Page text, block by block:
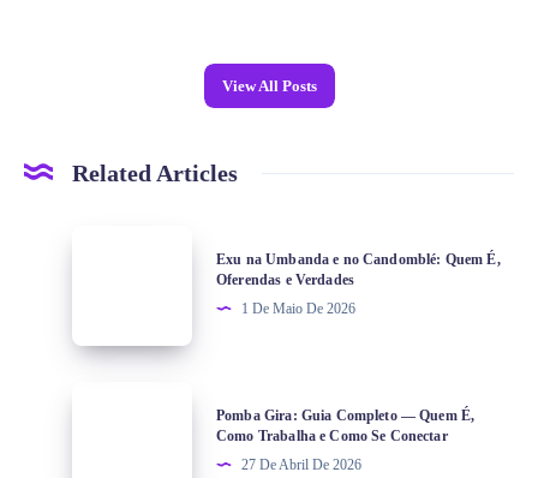
View All Posts
Related Articles
Exu na Umbanda e no Candomblé: Quem É,
Oferendas e Verdades
1 De Maio De 2026
Pomba Gira: Guia Completo — Quem É,
Como Trabalha e Como Se Conectar
27 De Abril De 2026